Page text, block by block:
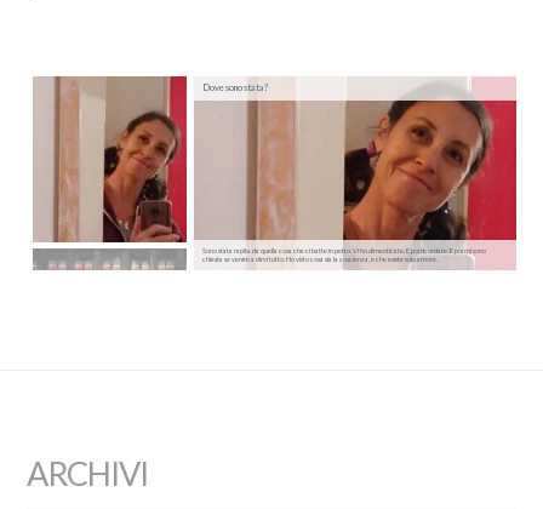
Sono stata rapita da quella cosa che ci batte in petto. Vi ho dimenticate. E poi ricordate. E poi mi sono
chiesta se venire a dirvi tutto. Ho visto cosa sia la coscienza, e che esiste solo amore.
Dove sono stata?
ARCHIVI